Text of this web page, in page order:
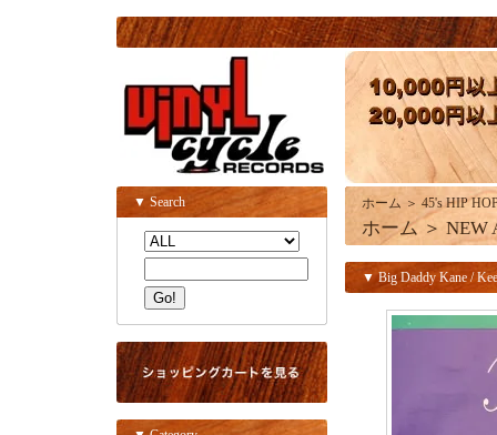
▼ Search ホーム ＞ 45's HIP
ホーム ＞ NEW
▼ Big Daddy Kane /